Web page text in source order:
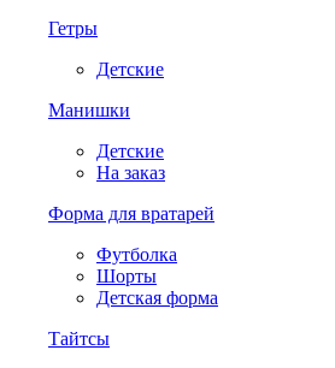
Гетры
Детские
Манишки
Детские
На заказ
Форма для вратарей
Футболка
Шорты
Детская форма
Тайтсы